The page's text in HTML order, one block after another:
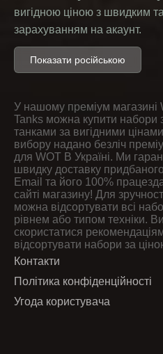
вигідною ціною з швидким
зарахуванням на акаунт.
Купить BZ-58-2 —
тяжёлый танк IX
(Китай) World of
BZ-58-2— китайский
уровня в игре «Мир
бронёй и высоким разовым
Машина создана для
боёв на передовой.
лобовой броне и мощной
выдерживать сильный огонь
эффективно уничтожать
Преимущества BZ-58-
мощная лобовая броня
высокий разовый урон
Показати російською
У нашому преміум магазині
Tanks можна купити набори
танками за вигідними
вибору надано безліч
для WOT В Україні. Ми
швидку доставку
Email та його 100%
сайті магазину! Для
можна відсортувати всі
рівнем або типом техніки.
скористатися
відсортувати набори за
Контакти
Політика конфіденційності
Угода користувача